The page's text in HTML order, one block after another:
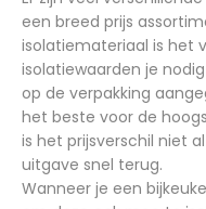
een breed prijs
isolatiemateriaal is het
isolatiewaarden je
op de verpakking
het beste voor de
is het prijsverschil niet
uitgave snel terug.
Wanneer je een